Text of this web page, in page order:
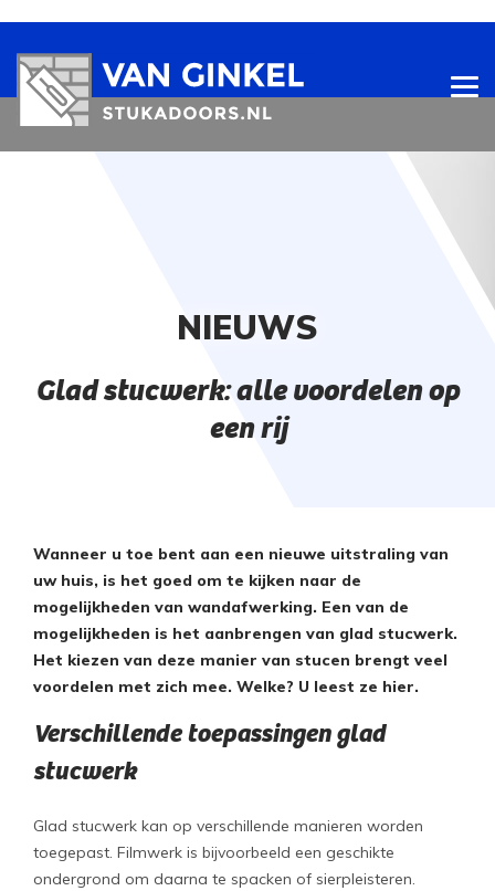
NIEUWS
Glad stucwerk: alle voordelen op
een rij
Wanneer u toe bent aan een nieuwe uitstraling van
uw huis, is het goed om te kijken naar de
mogelijkheden van wandafwerking. Een van de
mogelijkheden is het aanbrengen van glad stucwerk.
Het kiezen van deze manier van stucen brengt veel
voordelen met zich mee. Welke? U leest ze hier.
Verschillende toepassingen glad
stucwerk
Glad stucwerk kan op verschillende manieren worden
toegepast. Filmwerk is bijvoorbeeld een geschikte
ondergrond om daarna te spacken of sierpleisteren.